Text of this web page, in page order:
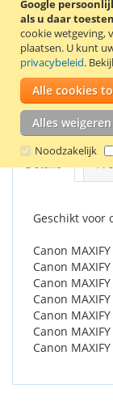
Google
als u daar
cookie wetgeving,
plaatsen. U kunt
privacybeleid.
Alle cookies
Alles weigeren
Noodzakelijk
Voordeelset met
(170 ml), GI-56C
Details
Geschikt voor
Canon
Canon
Canon
Canon
Canon
Canon
Canon